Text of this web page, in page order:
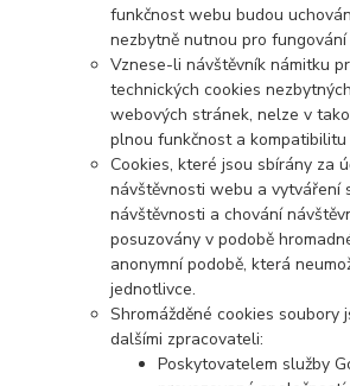
funkčnost webu budou
nezbytně nutnou pro
Vznese-li návštěvník námitku
technických cookies
webových stránek, nelze v
plnou funkčnost a
Cookies, které jsou sbírány za
návštěvnosti webu a vytváření
návštěvnosti a chování
posuzovány v podobě
anonymní podobě, která
jednotlivce.
Shromážděné cookies soubory
dalšími zpracovateli:
Poskytovatelem služby